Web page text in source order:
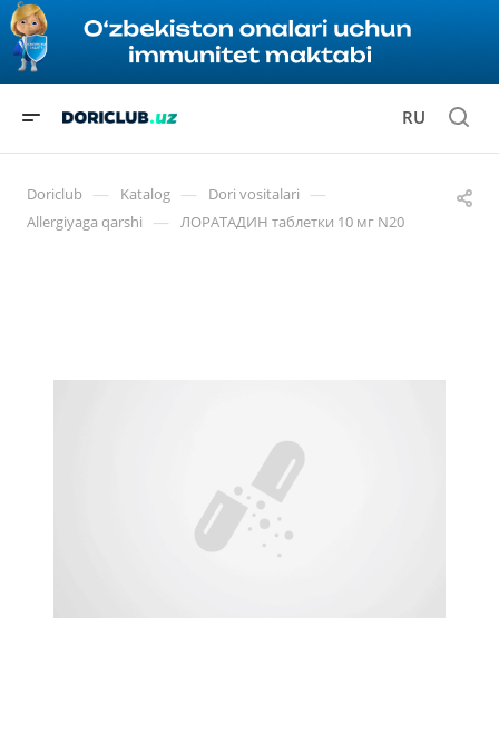
RU
Doriclub — Katalog — Dori vositalari —
Allergiyaga qarshi — ЛОРАТАДИН таблетки 10 мг N20